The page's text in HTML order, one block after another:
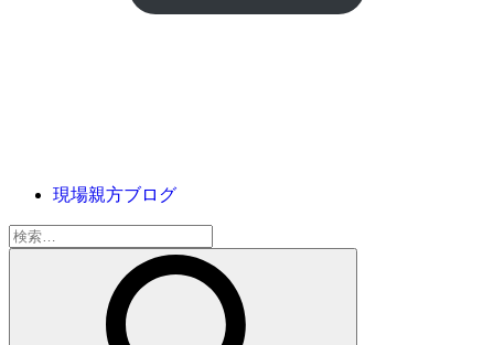
現場親方ブログ
検
索: